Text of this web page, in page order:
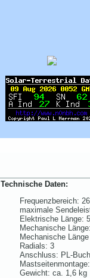
Technische Daten:
Frequenzbereich:
maximale
Elektrische Länge:
Mechanische
Mechanische
Radials: 3
Anschluss: PL-
Gewicht: ca. 1,6 kg